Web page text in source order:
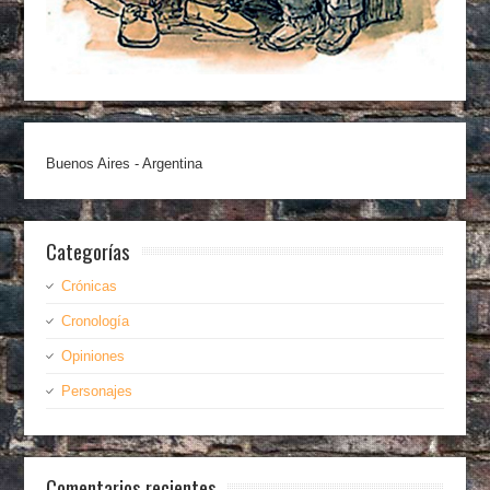
Buenos Aires - Argentina
Categorías
Crónicas
Cronología
Opiniones
Personajes